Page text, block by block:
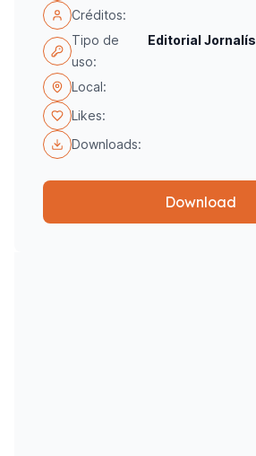
Créditos:
Tipo de
uso:
Editorial
Local:
Likes:
Downloads:
Download